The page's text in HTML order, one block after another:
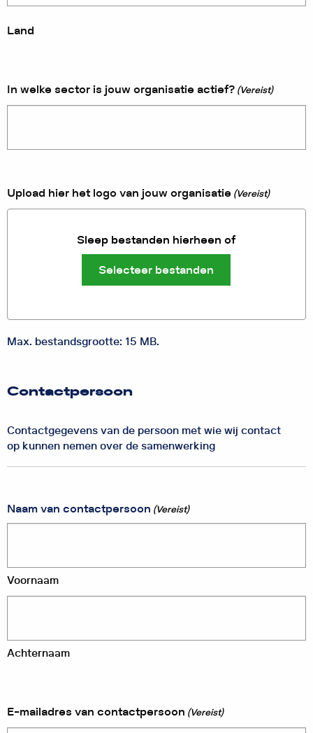
Land
In welke sector is jouw organisatie actief? (Vereist)
Upload hier het logo van jouw organisatie (Vereist)
Sleep bestanden hierheen of
Selecteer bestanden
Max. bestandsgrootte: 15 MB.
Contactpersoon
Contactgegevens van de persoon met wie wij contact
op kunnen nemen over de samenwerking
Naam van contactpersoon (Vereist)
Voornaam
Achternaam
E-mailadres van contactpersoon (Vereist)